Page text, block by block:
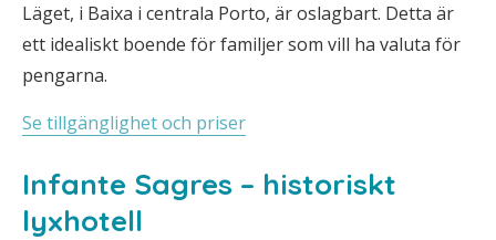
Läget, i Baixa i centrala Porto, är oslagbart. Detta är
ett idealiskt boende för familjer som vill ha valuta för
pengarna.
Se tillgänglighet och priser
Infante Sagres – historiskt
lyxhotell